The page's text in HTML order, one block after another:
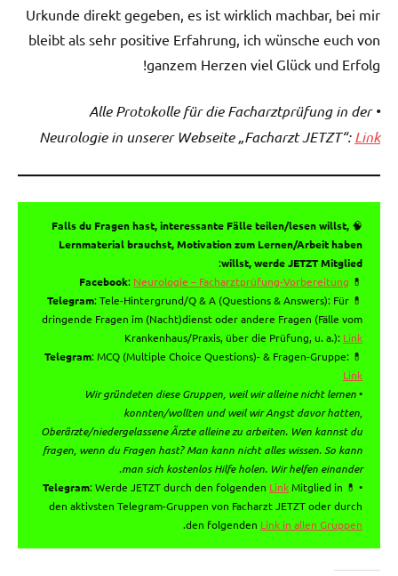
Urkunde direkt gegeben, es ist wirklich machbar, bei mir
bleibt als sehr positive Erfahrung, ich wünsche euch von
ganzem Herzen viel Glück und Erfolg!
• Alle Protokolle für die Facharztprüfung in der
Neurologie in unserer Webseite „Facharzt JETZT“:Link
🧠
Falls du Fragen hast, interessante Fälle teilen/lesen willst,
Lernmaterial brauchst, Motivation zum Lernen/Arbeit haben
willst, werde JETZT Mitglied
:
💊
Facebook: Neurologie – Facharztprüfung-Vorbereitung
💊
Telegram: Tele-Hintergrund/Q & A (Questions & Answers): Für
dringende Fragen im (Nacht)dienst oder andere Fragen (Fälle vom
Krankenhaus/Praxis, über die Prüfung, u. a.): Link
💊
Telegram: MCQ (Multiple Choice Questions)- & Fragen-Gruppe:
Link
•
Wir gründeten diese Gruppen, weil wir alleine nicht lernen
konnten/wollten und weil wir Angst davor hatten,
Oberärzte/niedergelassene Ärzte alleine zu arbeiten. Wen kannst du
fragen, wenn du Fragen hast? Man kann nicht alles wissen. So kann
man sich kostenlos Hilfe holen. Wir helfen einander
.
• 💊
Telegram: Werde JETZT durch den folgenden LinkMitglied in
den aktivsten Telegram-Gruppen von Facharzt JETZT oder durch
den folgenden Link in allen Gruppen
.